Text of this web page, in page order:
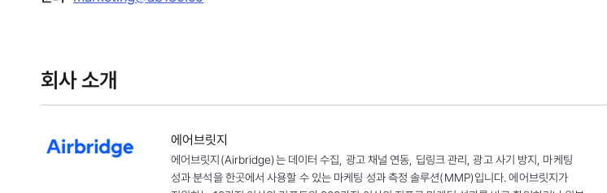
회사 소개
에어브릿지
에어브릿지(Airbridge)는 데이터 수집, 광고 채널 연동, 딥링크 관리, 광고 사기 방지, 마케팅
성과 분석을 한곳에서 사용할 수 있는 마케팅 성과 측정 솔루션(MMP)입니다. 에어브릿지가